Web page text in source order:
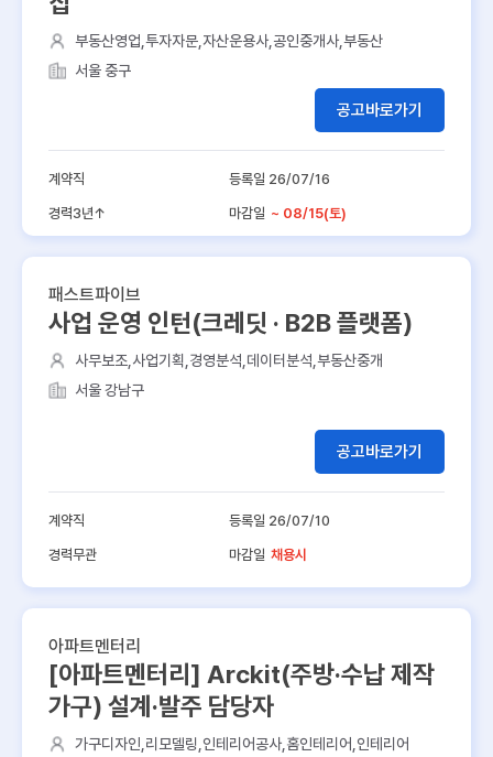
부동산영업,투자자문,자산운용사,공인중개사,부동산
서울 중구
공고바로가기
계약직 등록일 26/07/16
경력3년↑ 마감일 ~ 08/15(토)
패스트파이브
사업 운영 인턴(크레딧 · B2B 플랫폼)
사무보조,사업기획,경영분석,데이터분석,부동산중개
서울 강남구
공고바로가기
계약직 등록일 26/07/10
경력무관 마감일 채용시
아파트멘터리
[아파트멘터리] Arckit(주방·수납 제작
가구) 설계·발주 담당자
가구디자인,리모델링,인테리어공사,홈인테리어,인테리어